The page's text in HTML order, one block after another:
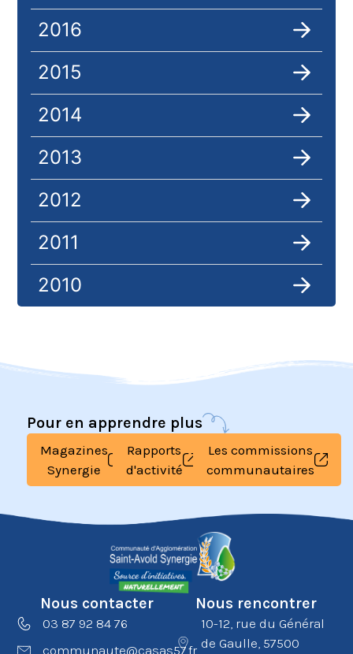
2016
2015
2014
2013
2012
2011
2010
Pour en apprendre plus
Magazines
Synergie
Rapports
d'activité
Les commissions
communautaires
Nous contacter
03 87 92 84 76
communaute@casas57.fr
Nous rencontrer
10-12, rue du Général
de Gaulle, 57500